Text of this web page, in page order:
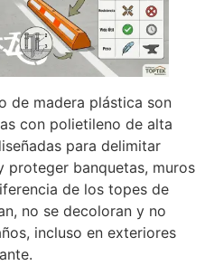
de madera plástica son
con polietileno de alta
para delimitar
proteger banquetas, muros
de los topes de
no se decoloran y no
incluso en exteriores